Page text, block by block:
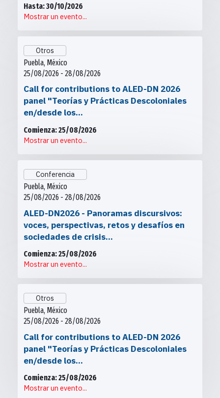
Hasta: 30/10/2026
Mostrar un evento...
Otros
Puebla, México
25/08/2026 - 28/08/2026
Call for contributions to ALED-DN 2026
panel "Teorías y Prácticas Descoloniales
en/desde los...
Comienza: 25/08/2026
Mostrar un evento...
Conferencia
Puebla, México
25/08/2026 - 28/08/2026
ALED-DN2026 - Panoramas discursivos:
voces, perspectivas, retos y desafíos en
sociedades de crisis...
Comienza: 25/08/2026
Mostrar un evento...
Otros
Puebla, México
25/08/2026 - 28/08/2026
Call for contributions to ALED-DN 2026
panel "Teorías y Prácticas Descoloniales
en/desde los...
Comienza: 25/08/2026
Mostrar un evento...